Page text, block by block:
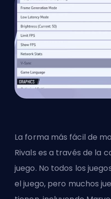
La forma más fácil de
Rivals es a través de la
juego. No todos los
el juego, pero muchos